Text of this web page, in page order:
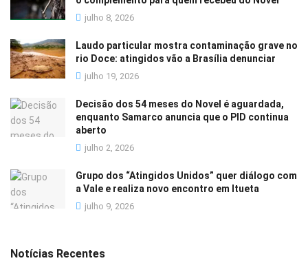
julho 8, 2026
Laudo particular mostra contaminação grave no
rio Doce: atingidos vão a Brasília denunciar
julho 19, 2026
Decisão dos 54 meses do Novel é aguardada,
enquanto Samarco anuncia que o PID continua
aberto
julho 2, 2026
Grupo dos “Atingidos Unidos” quer diálogo com
a Vale e realiza novo encontro em Itueta
julho 9, 2026
Notícias Recentes